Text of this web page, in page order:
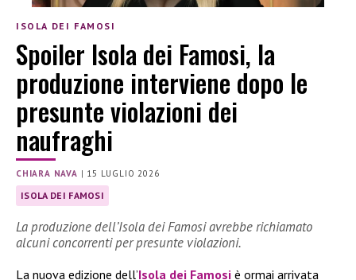
ISOLA DEI FAMOSI
Spoiler Isola dei Famosi, la
produzione interviene dopo le
presunte violazioni dei
naufraghi
CHIARA NAVA | 15 LUGLIO 2026
ISOLA DEI FAMOSI
La produzione dell’Isola dei Famosi avrebbe richiamato
alcuni concorrenti per presunte violazioni.
La nuova edizione dell’Isola dei Famosi è ormai arrivata